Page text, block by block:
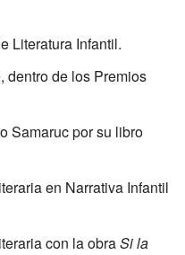
Literatura Infantil.
dentro de los Premios
Samaruc por su libro
en Narrativa Infantil
con la obraSi la